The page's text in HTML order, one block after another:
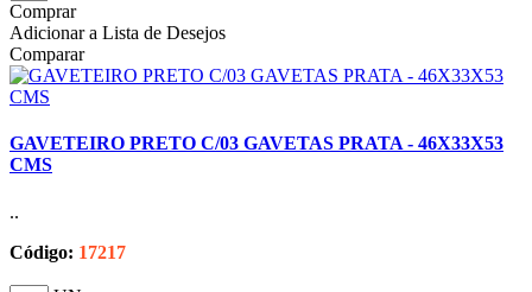
Comprar
Adicionar a Lista de Desejos
Comparar
GAVETEIRO PRETO C/03 GAVETAS PRATA - 46X33X53
CMS
..
Código: 17217